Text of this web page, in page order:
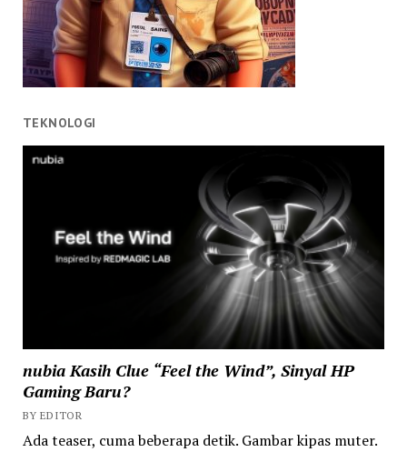
TEKNOLOGI
nubia Kasih Clue “Feel the Wind”, Sinyal HP
Gaming Baru?
BY EDITOR
Ada teaser, cuma beberapa detik. Gambar kipas muter.